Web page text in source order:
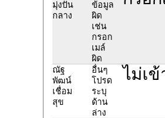
มุ่งปั่น
กลาง
ข้อมูล
ผิด
เช่น
กรอก
เมล์
ผิด
ณัฐ
พัฒน์
เชื่อม
สุข
อื่นๆ
โปรด
ระบุ
ด้าน
ล่าง
ไม่เ